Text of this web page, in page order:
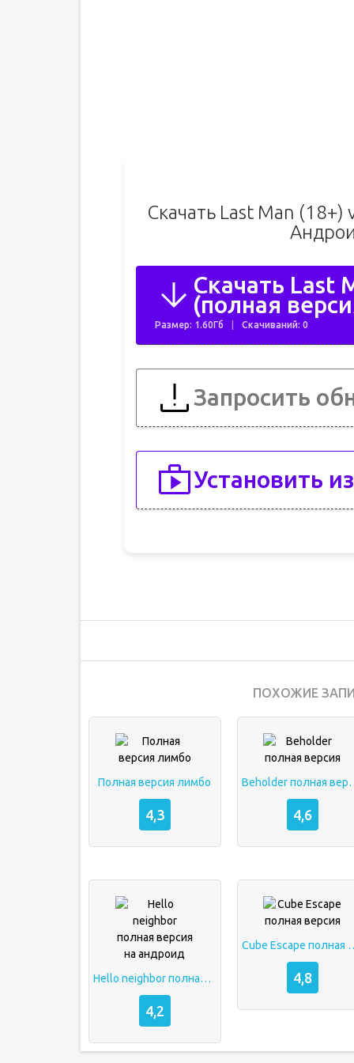
Скачать Last Man
Скачать Last
(полная
Размер: 1.60Гб Скачиваний: 0
Запросить
Установить
ПОХОЖИЕ
Полная версия лимбо
4,3 4,6
Hello neighbor полная версия на андроид
4,2
Cube
4,8